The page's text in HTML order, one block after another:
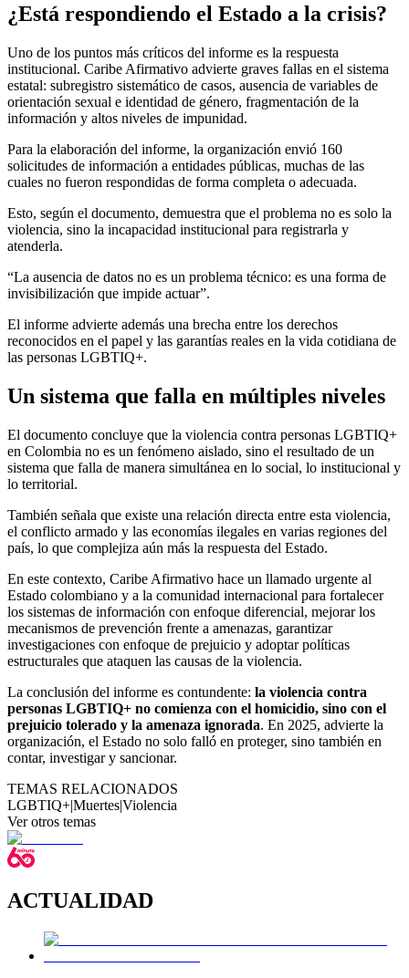
¿Está respondiendo el Estado a la crisis?
Uno de los puntos más críticos del informe es la respuesta
institucional. Caribe Afirmativo advierte graves fallas en el sistema
estatal: subregistro sistemático de casos, ausencia de variables de
orientación sexual e identidad de género, fragmentación de la
información y altos niveles de impunidad.
Para la elaboración del informe, la organización envió 160
solicitudes de información a entidades públicas, muchas de las
cuales no fueron respondidas de forma completa o adecuada.
Esto, según el documento, demuestra que el problema no es solo la
violencia, sino la incapacidad institucional para registrarla y
atenderla.
“La ausencia de datos no es un problema técnico: es una forma de
invisibilización que impide actuar”.
El informe advierte además una brecha entre los derechos
reconocidos en el papel y las garantías reales en la vida cotidiana de
las personas LGBTIQ+.
Un sistema que falla en múltiples niveles
El documento concluye que la violencia contra personas LGBTIQ+
en Colombia no es un fenómeno aislado, sino el resultado de un
sistema que falla de manera simultánea en lo social, lo institucional y
lo territorial.
También señala que existe una relación directa entre esta violencia,
el conflicto armado y las economías ilegales en varias regiones del
país, lo que complejiza aún más la respuesta del Estado.
En este contexto, Caribe Afirmativo hace un llamado urgente al
Estado colombiano y a la comunidad internacional para fortalecer
los sistemas de información con enfoque diferencial, mejorar los
mecanismos de prevención frente a amenazas, garantizar
investigaciones con enfoque de prejuicio y adoptar políticas
estructurales que ataquen las causas de la violencia.
La conclusión del informe es contundente: la violencia contra
personas LGBTIQ+ no comienza con el homicidio, sino con el
prejuicio tolerado y la amenaza ignorada. En 2025, advierte la
organización, el Estado no solo falló en proteger, sino también en
contar, investigar y sancionar.
TEMAS RELACIONADOS
LGBTIQ+|Muertes|Violencia
Ver otros temas
ACTUALIDAD